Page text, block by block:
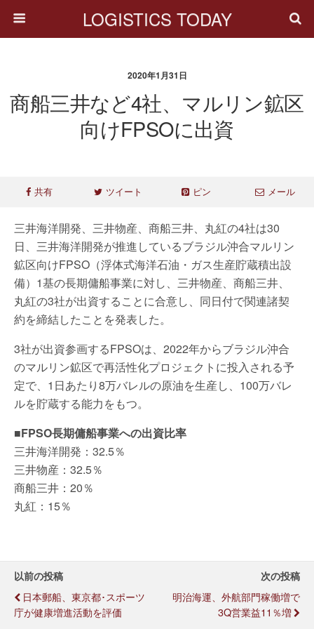
LOGISTICS TODAY
2020年1月31日
商船三井など4社、マルリン鉱区
向けFPSOに出資
共有 ツイート ピン メール
三井海洋開発、三井物産、商船三井、丸紅の4社は30
日、三井海洋開発が推進しているブラジル沖合マルリン
鉱区向けFPSO（浮体式海洋石油・ガス生産貯蔵積出設
備）1基の長期傭船事業に対し、三井物産、商船三井、
丸紅の3社が出資することに合意し、同日付で関連諸契
約を締結したことを発表した。
3社が出資参画するFPSOは、2022年からブラジル沖合
のマルリン鉱区で再活性化プロジェクトに投入される予
定で、1日あたり8万バレルの原油を生産し、100万バレ
ルを貯蔵する能力をもつ。
■FPSO長期傭船事業への出資比率
三井海洋開発：32.5％
三井物産：32.5％
商船三井：20％
丸紅：15％
以前の投稿
日本郵船、東京都･スポーツ
庁が健康増進活動を評価
次の投稿
明治海運、外航部門稼働増で
3Q営業益11％増